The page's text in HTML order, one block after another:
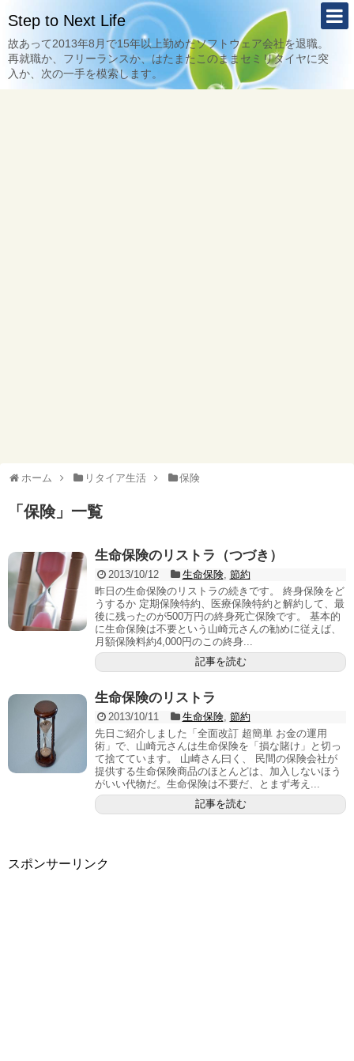
Step to Next Life
故あって2013年8月で15年以上勤めたソフトウェア会社を退職。
再就職か、フリーランスか、はたまたこのままセミリタイヤに突
入か、次の一手を模索します。
ホーム リタイア生活 保険
「 保険」 一覧
生命保険のリストラ（つづき）
2013/10/12 生命保険, 節約
昨日の生命保険のリストラの続きです。 終身保険をど
うするか 定期保険特約、医療保険特約と解約して、最
後に残ったのが500万円の終身死亡保険です。 基本的
に生命保険は不要という山崎元さんの勧めに従えば、
月額保険料約4,000円のこの終身...
記事を読む
生命保険のリストラ
2013/10/11 生命保険, 節約
先日ご紹介しました「全面改訂 超簡単 お金の運用
術」で、山崎元さんは生命保険を「損な賭け」と切っ
て捨てています。 山崎さん曰く、 民間の保険会社が
提供する生命保険商品のほとんどは、加入しないほう
がいい代物だ。生命保険は不要だ、とまず考え...
記事を読む
スポンサーリンク